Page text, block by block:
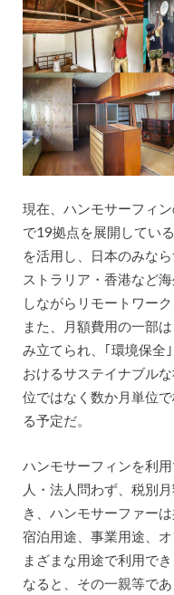
現在、ハンモサーフィ
で19拠点を展開してい
を活用し、日本のみな
ストラリア・香港など
しながらリモートワー
また、月額費用の一部
み立てられ、｢環境保全
おけるサステイナブル
位ではなく数か月単位
る予定だ。
ハンモサーフィンを利
人・法人問わず、税別
き、ハンモサーファー
宿泊用途、事業用途、
まざまな用途で利用で
なると、その一親等で